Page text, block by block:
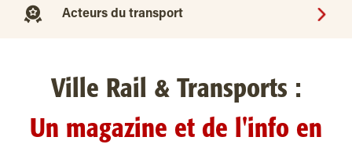
Acteurs du transport
Ville Rail & Transports :
Un magazine et de l'info en